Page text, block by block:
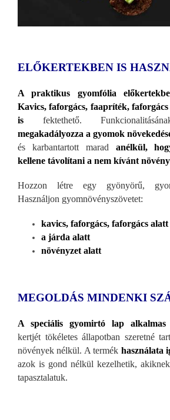
ELŐKERTEKBEN IS HASZN
A praktikus gyomfólia
Kavics, faforgács, faapríték,
is fektethető.
megakadályozza a gyomok
és karbantartott marad anélkül,
kellene távolítani a nem kívánt
Hozzon létre egy gyönyörű,
Használjon gyomnövényszövetet:
kavics, faforgács, faforgács alatt
a járda alatt
növényzet alatt
MEGOLDÁS MINDENKI
A speciális gyomirtó lap
kertjét tökéletes állapotban szeretné
növények nélkül. A termék használata
azok is gond nélkül kezelhetik,
tapasztalatuk.